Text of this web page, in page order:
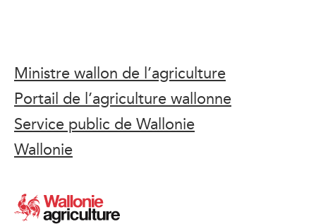
Ministre wallon de l’agriculture
Portail de l’agriculture wallonne
Service public de Wallonie
Wallonie